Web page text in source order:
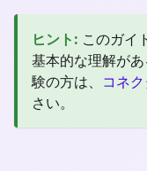
ヒント: このガイ
基本的な理解が
験の方は、 コネ
さい。